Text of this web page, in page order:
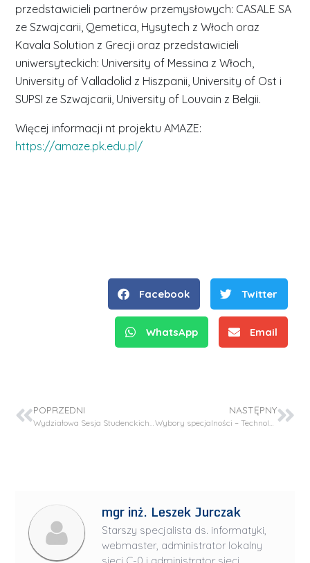
przedstawicieli partnerów przemysłowych: CASALE SA
ze Szwajcarii, Qemetica, Hysytech z Włoch oraz
Kavala Solution z Grecji oraz przedstawicieli
uniwersyteckich: University of Messina z Włoch,
University of Valladolid z Hiszpanii, University of Ost i
SUPSI ze Szwajcarii, University of Louvain z Belgii.
Więcej informacji nt projektu AMAZE:
https://amaze.pk.edu.pl/
Facebook Twitter
WhatsApp Email
POPRZEDNI
Wydziałowa Sesja Studenckich Kół Naukowych – 14 maja 2026 r.
NASTĘPNY
Wybory specjalności – Technologia chemiczna II rok, studia I stopnia
mgr inż. Leszek Jurczak
Starszy specjalista ds. informatyki,
webmaster, administrator lokalny